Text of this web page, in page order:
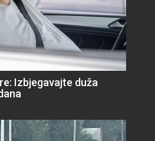
Izbjegavajte duža